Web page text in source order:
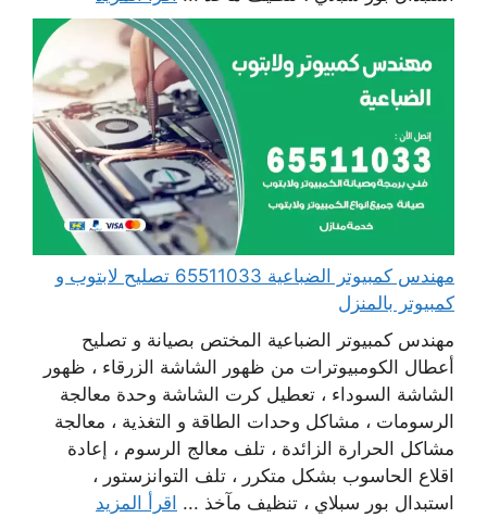
مهندس كمبيوتر الضباعية 65511033 تصليح لابتوب و
كمبيوتر بالمنزل
مهندس كمبيوتر الضباعية المختص بصيانة و تصليح
أعطال الكومبيوترات من ظهور الشاشة الزرقاء ، ظهور
الشاشة السوداء ، تعطيل كرت الشاشة وحدة معالجة
الرسومات ، مشاكل وحدات الطاقة و التغذية ، معالجة
مشاكل الحرارة الزائدة ، تلف معالج الرسوم ، إعادة
اقلاع الحاسوب بشكل متكرر ، تلف التوانزستور ،
استبدال بور سبلاي ، تنظيف مآخذ ... اقرأ المزيد